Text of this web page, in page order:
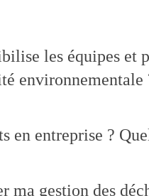
les équipes et
environnementale
en entreprise ?
ma gestion des